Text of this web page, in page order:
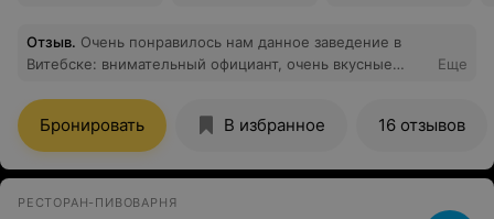
Отзыв. Очень понравилось нам данное заведение в
Витебске: внимательный официант, очень вкусные
живая музыка и очень дружелюбная и уютная
атмосфера! Спасибо за приятный вечер!
Еще
Бронировать В избранное 16 отзывов
РЕСТОРАН-ПИВОВАРНЯ